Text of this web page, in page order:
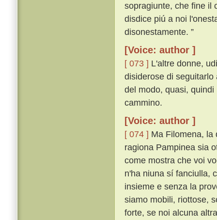
sopragiunte, che fine il
disdice piú a noi
disonestamente. ”
[Voice: author ]
[ 073 ] L'altre donne,
disiderose di
del modo, quasi,
cammino.
[Voice: author ]
[ 074 ] Ma Filomena, la
ragiona Pampinea sia
come mostra che voi
n'ha niuna sí fanciulla,
insieme e senza la
siamo mobili, riottose,
forte, se noi alcuna